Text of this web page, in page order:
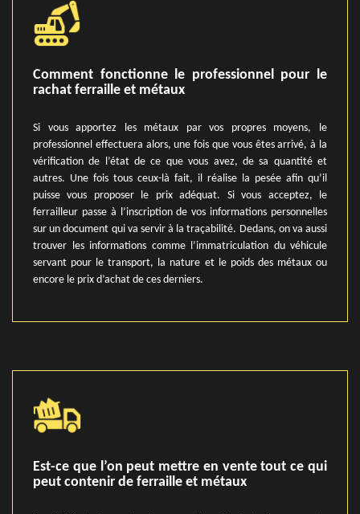
Comment fonctionne le professionnel pour le
rachat ferraille et métaux
Si vous apportez les métaux par vos propres moyens, le
professionnel effectuera alors, une fois que vous êtes arrivé, à la
vérification de l’état de ce que vous avez, de sa quantité et
autres. Une fois tous ceux-là fait, il réalise la pesée afin qu’il
puisse vous proposer le prix adéquat. Si vous acceptez, le
ferrailleur passe à l’inscription de vos informations personnelles
sur un document qui va servir à la traçabilité. Dedans, on va aussi
trouver les informations comme l’immatriculation du véhicule
servant pour le transport, la nature et le poids des métaux ou
encore le prix d’achat de ces derniers.
Est-ce que l’on peut mettre en vente tout ce qui
peut contenir de ferraille et métaux